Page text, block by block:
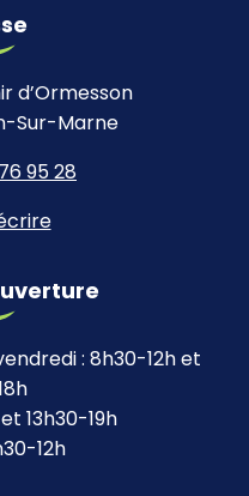
d’Ormesson
Sur-Marne
95 28
: 8h30-12h et
13h30-19h
12h